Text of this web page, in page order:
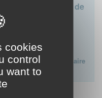
cookies
control
want to
est l'interlocuteur de
à l'égard d'un médecin
la procédure disciplinaire